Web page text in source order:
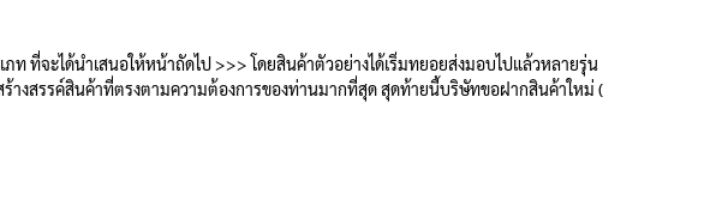
จะได้นำเสนอให้หน้าถัดไป >>> โดยสินค้าตัวอย่างได้เริ่มทยอยส่งมอบไปแล้วหลายรุ่น
างสรรค์สินค้าที่ตรงตามความต้องการของท่านมากที่สุด สุดท้ายนี้บริษัทขอฝากสินค้าใหม่ (